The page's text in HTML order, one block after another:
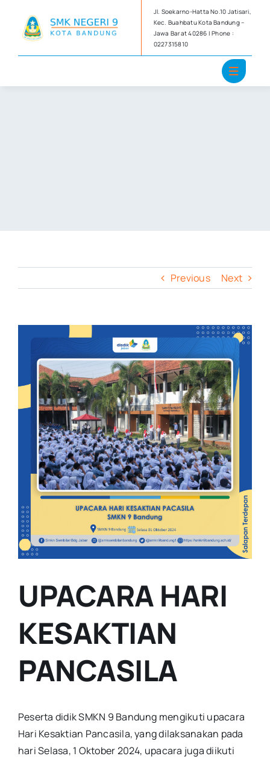
content
Jl. Soekarno-Hatta No.10 Jatisari,
Kec. Buahbatu Kota Bandung –
Jawa Barat 40286 | Phone :
0227315810
Previous Next
Larger
Image
UPACARA HARI
KESAKTIAN
PANCASILA
Peserta didik SMKN 9 Bandung mengikuti upacara
Hari Kesaktian Pancasila, yang dilaksanakan pada
hari Selasa, 1 Oktober 2024, upacara juga diikuti